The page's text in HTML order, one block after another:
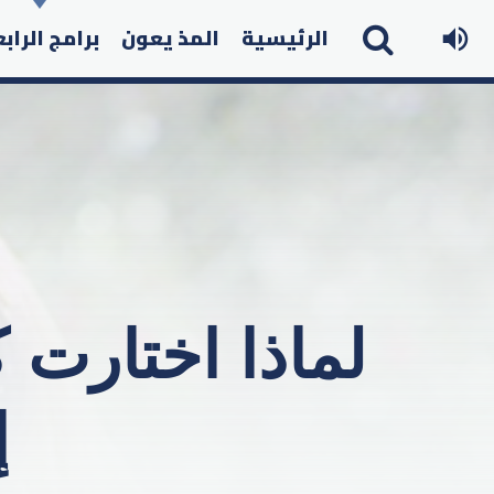
الرئيسية المذ يعون برامج
لماذا